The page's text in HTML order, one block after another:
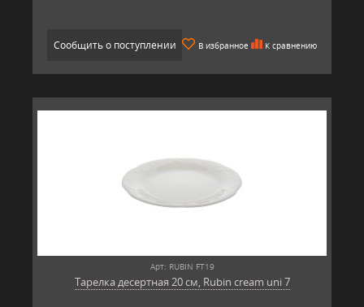
Сообщить о поступлении В избранное К сравнению
Арт: RUBIN FT19
Тарелка десертная 20 см, Rubin cream uni 7